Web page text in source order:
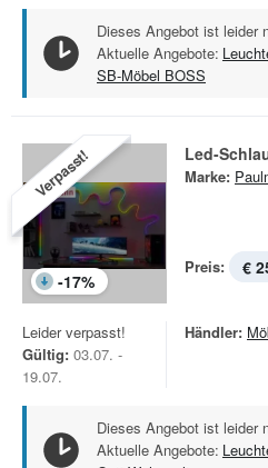
Dieses Angebot ist leider
Aktuelle Angebote:
SB-Möbel BOSS
Verpasst!
-17%
Led-
Marke:
Preis: €
Leider verpasst!
Gültig: 03.07. -
19.07.
Händler:
Dieses Angebot ist leider
Aktuelle Angebote: